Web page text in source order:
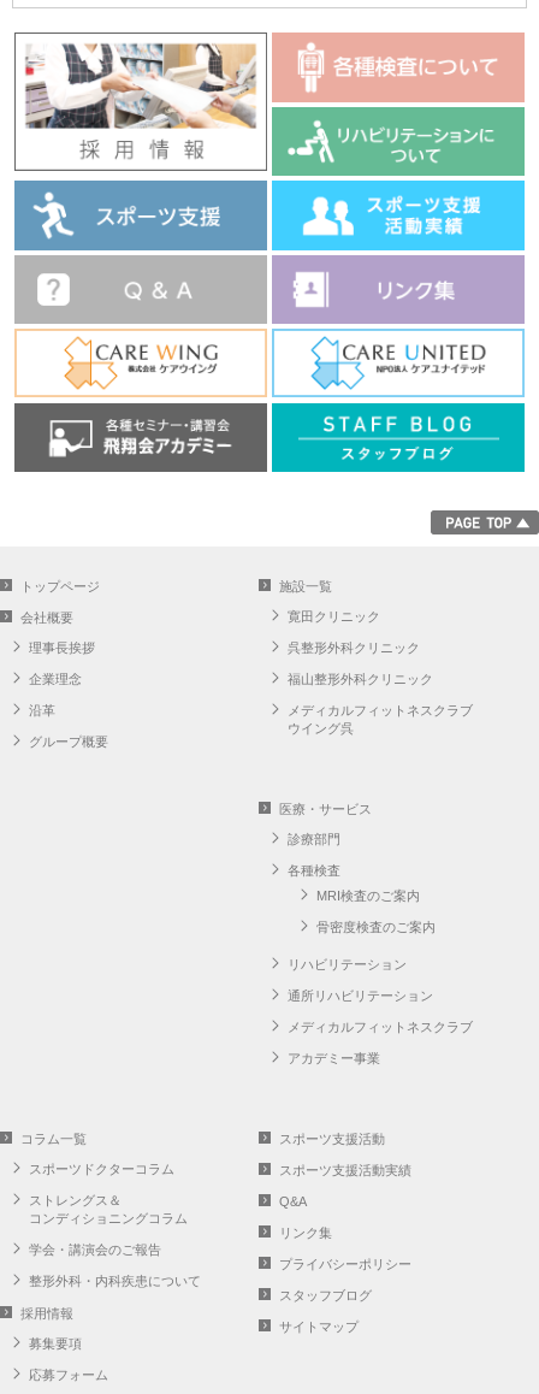
トップページ
会社概要
理事長挨拶
企業理念
沿革
グループ概要
施設一覧
寛田クリニック
呉整形外科クリニック
福山整形外科クリニック
メディカルフィットネスクラブ
ウイング呉
医療・サービス
診療部門
各種検査
MRI検査のご案内
骨密度検査のご案内
リハビリテーション
通所リハビリテーション
メディカルフィットネスクラブ
アカデミー事業
コラム一覧
スポーツドクターコラム
ストレングス＆
コンディショニングコラム
学会・講演会のご報告
整形外科・内科疾患について
採用情報
募集要項
応募フォーム
スポーツ支援活動
スポーツ支援活動実績
Q&A
リンク集
プライバシーポリシー
スタッフブログ
サイトマップ